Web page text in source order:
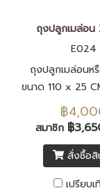
ถุงปลูกเมล่อน
E024
ถุงปลูกเมล่อนห
ขนาด 110 x 25
18 CM ปลูกได้
฿
สมาชิก ฿
สั่งซื้อสิ
เปรียบ